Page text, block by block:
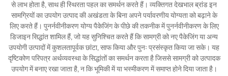
से लाभ होता है, साथ ही स्थिरता पहल का समर्थन करते हैं। व्यक्तिगत देखभाल ब्रांड इन
सामग्रियों का उपयोग उत्पाद की अखंडता के बिना अपने पर्यावरणीय योग्यता को बढ़ाने के
लिए करते हैं। पुनर्नवीनीकरण योग्य पैकेजिंग के पीछे की तकनीक में पुनर्नवीनीकरण के लिए
डिजाइन सिद्धांत शामिल हैं, जो यह सुनिश्चित करते हैं कि सामग्री को नए पैकेजिंग या अन्य
उपयोगी उत्पादों में कुशलतापूर्वक छांटा, साफ किया और पुनः प्रसंस्कृत किया जा सके। यह
दृष्टिकोण परिपत्र अर्थव्यवस्था के सिद्धांतों का समर्थन करता है जिससे सामग्री को उत्पादक
उपयोग में बनाए रखा जाता है, न कि भूमिकी में या भस्मीकरण में समाप्त होने दिया जाता है।